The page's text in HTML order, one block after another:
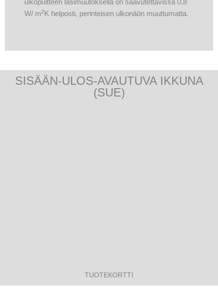
ulkopuitteen lasimuutoksella on saavutettavissa 0,8
W/ m2K helposti, perinteisen ulkonäön muuttumatta.
SISÄÄN-ULOS-AVAUTUVA IKKUNA
(SUE)
TUOTEKORTTI